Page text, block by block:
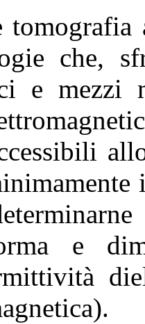
che,
e
e